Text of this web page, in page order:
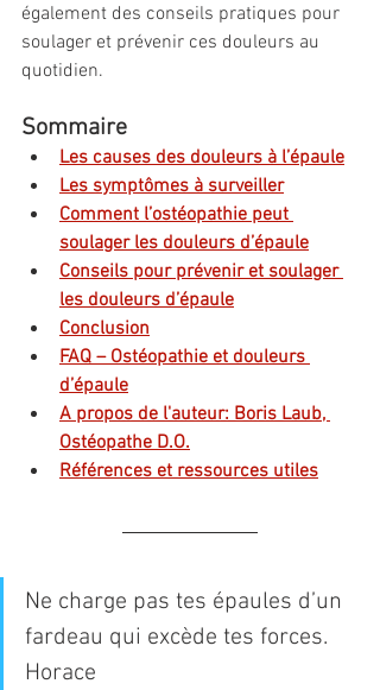
également des conseils pratiques pour
soulager et prévenir ces douleurs au
quotidien.
Sommaire
Les causes des douleurs à l’épaule
Les symptômes à surveiller
Comment l’ostéopathie peut
soulager les douleurs d’épaule
Conseils pour prévenir et soulager
les douleurs d’épaule
Conclusion
FAQ – Ostéopathie et douleurs
d’épaule
A propos de l'auteur: Boris Laub,
Ostéopathe D.O.
Références et ressources utiles
Ne charge pas tes épaules d’un
fardeau qui excède tes forces.
Horace